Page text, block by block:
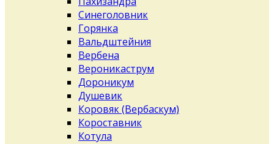
Синеголовник
Горянка
Вальдштейния
Вербена
Вероникаструм
Дороникум
Душевик
Коровяк (Вербаскум)
Короставник
Котула